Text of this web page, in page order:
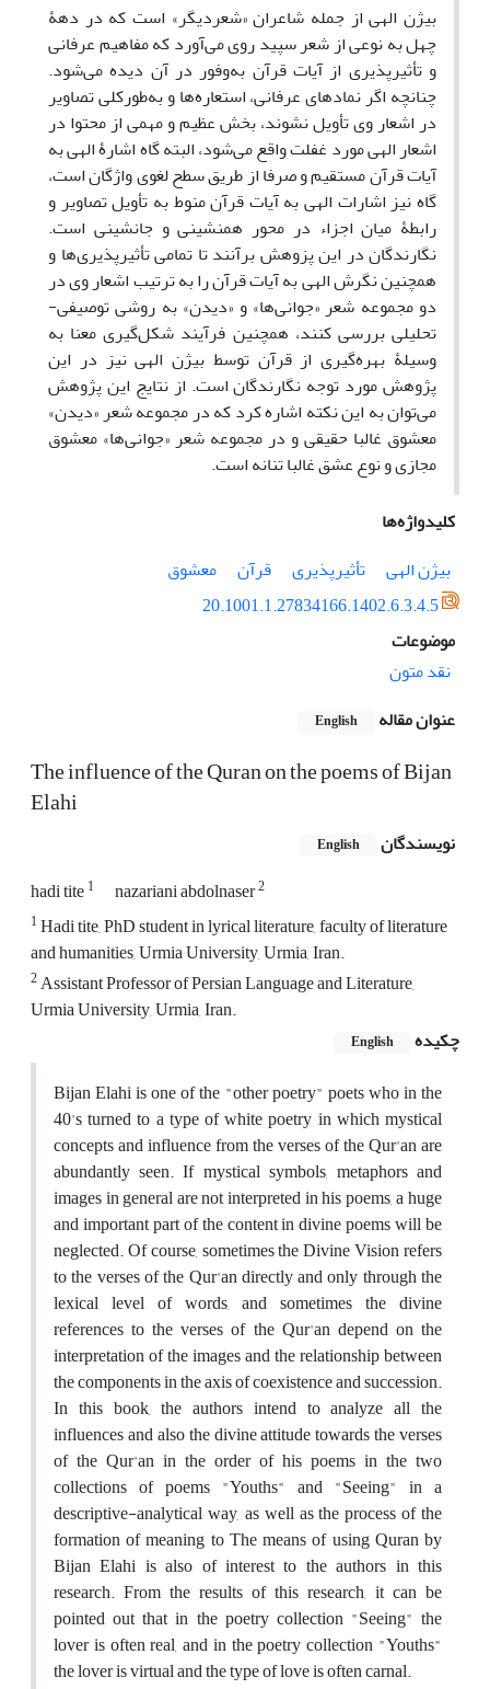
بیژن الهی از جمله شاعران «شعردیگر» است که در دهۀ
چهل به نوعی از شعر سپید روی می‌آورد که مفاهیم عرفانی
و تأثیرپذیری از آیات قرآن به‌وفور در آن دیده می‌شود.
چنانچه اگر نمادهای عرفانی، استعاره‌ها و به‌طورکلی تصاویر
در اشعار وی تأویل نشوند، بخش عظیم و مهمی از محتوا در
اشعار الهی مورد غفلت واقع می‌شود، البته گاه اشارۀ الهی به
آیات قرآن مستقیم و صرفا از طریق سطح لغوی واژگان است،
گاه نیز اشارات الهی به آیات قرآن منوط به تأویل تصاویر و
رابطۀ میان اجزاء در محور همنشینی و جانشینی است.
نگارندگان در این پزوهش برآنند تا تمامی تأثیرپذیری‌ها و
همچنین نگرش الهی به آیات قرآن را به ترتیب اشعار وی در
دو مجموعه شعر «جوانی‌ها» و «دیدن» به روشی توصیفی-
تحلیلی بررسی کنند، همچنین فرآیند شکل‌گیری معنا به
وسیلۀ بهره‌گیری از قرآن توسط بیژن الهی نیز در این
پژوهش مورد توجه نگارندگان است. از نتایج این پژوهش
می‌توان به این نکته اشاره کرد که در مجموعه شعر «دیدن»
معشوق غالبا حقیقی و در مجموعه شعر «جوانی‌ها» معشوق
مجازی و نوع عشق غالبا تنانه است.
کلیدواژه‌ها
بیژن الهی
تأثیرپذیری قرآن
معشوق
20.1001.1.27834166.1402.6.3.4.5
موضوعات
نقد متون
عنوان مقاله
English
The influence of the Quran on the poems of Bijan
Elahi
نویسندگان English
hadi tite1 nazariani abdolnaser2
1Hadi tite, PhD student in lyrical literature, faculty of literature
and humanities, Urmia University, Urmia, Iran.
2Assistant Professor of Persian Language and Literature,
Urmia University, Urmia, Iran.
چکیده
English
Bijan Elahi is one of the "other poetry" poets who in the
40's turned to a type of white poetry in which mystical
concepts and influence from the verses of the Qur'an are
abundantly seen. If mystical symbols, metaphors and
images in general are not interpreted in his poems, a huge
and important part of the content in divine poems will be
neglected. Of course, sometimes the Divine Vision refers
to the verses of the Qur'an directly and only through the
lexical level of words, and sometimes the divine
references to the verses of the Qur'an depend on the
interpretation of the images and the relationship between
the components in the axis of coexistence and succession.
In this book, the authors intend to analyze all the
influences and also the divine attitude towards the verses
of the Qur'an in the order of his poems in the two
collections of poems "Youths" and "Seeing" in a
descriptive-analytical way, as well as the process of the
formation of meaning to The means of using Quran by
Bijan Elahi is also of interest to the authors in this
research. From the results of this research, it can be
pointed out that in the poetry collection "Seeing" the
lover is often real, and in the poetry collection "Youths"
the lover is virtual and the type of love is often carnal.